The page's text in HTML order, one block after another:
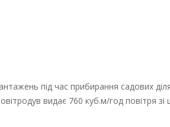
під час прибирання садових
видає 760 куб.м/год повітря